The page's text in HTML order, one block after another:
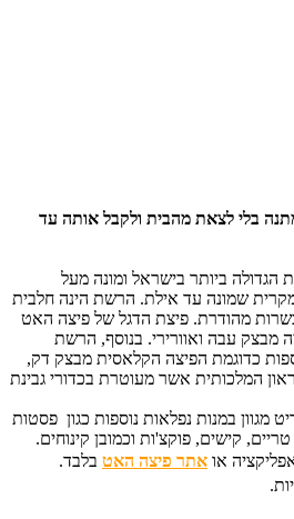
בלי לצאת מהבית ולקבל אותה עד
הגדולה ביותר בישראל ומונה מעל
מקרית שמונה עד אילת. הרשת הינה חלבית
מהודרת. פיצת הדגל של פיצה האט
מבצק עבה ואוורירי. בנוסף, הרשת
כדוגמת הפיצה הקלאסית מבצק דק,
המלכותית אשר מעוטרת בכדורי גבינת
מגוון במנות נפלאות נוספות כגון פסטות
קישים, פוקצ'ות וכמובן קינוחים.
או אתר פיצה האט בלבד.